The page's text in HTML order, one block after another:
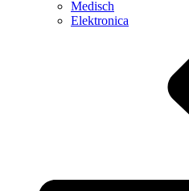
Medisch
Elektronica